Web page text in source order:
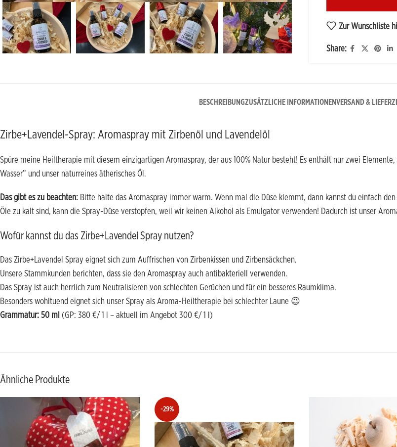
Zur Wunschliste
Share:
BESCHREIBUNGZUSÄTZLICHE INFORMATIONENVERSAND &
Zirbe+Lavendel-Spray: Aromaspray mit Zirbenöl und Lavendelöl
Spüre meine Heiltherapie mit diesem einzigartigen Aromaspray, der aus 100% Natur besteht! Es enthält nur zwei
Wasser” und unser naturreines ätherisches Öl.
Das gibt es zu beachten: Bitte halte das Aromaspray immer warm. Wenn mal die Düse klemmt, dann kannst du einfach
Öle zu kalt sind, kann die Spray-Düse verstopfen, weil wir keinen Alkohol als Emulgator verwenden! Dadurch ist unser
Wofür kannst du das Zirbe+Lavendel Spray nutzen?
Das Zirbe+Lavendel Spray eignet sich zum Auffrischen von Zirbenkissen und Zirbensäckchen.
Unsere Stammkunden berichten, dass sie den Aromaspray auch antibakteriell verwenden.
Das Spray ist auch herrlich zum Neutralisieren von schlechten Gerüchen und für ein besseres Raumklima.
Besonders wohltuend eignet sich unser Spray als Aroma-Heiltherapie bei schlechter Laune 😉
Grammatur: 50 ml (GP: 380 €/ 1 l – aktuell im Angebot 300 €/ 1 l)
Ähnliche Produkte
-29%